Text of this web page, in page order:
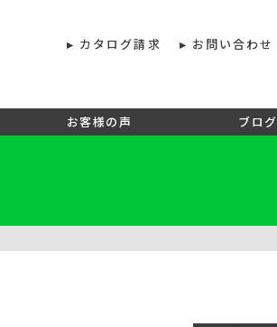
カタログ請求 お問い合わせ
お客様の声 ブログ